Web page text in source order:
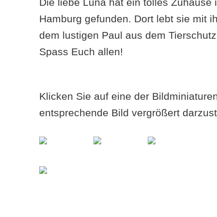
Hamburg gefunden. Dort lebt sie mit
dem lustigen Paul aus dem
Spass Euch allen!
Klicken Sie auf eine der
entsprechende Bild vergrößert